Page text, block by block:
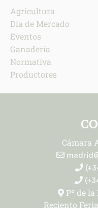
Agricultura
Día de Mercado
Eventos
Ganadería
Normativa
Productores
Cámara
Pº de
Reciento